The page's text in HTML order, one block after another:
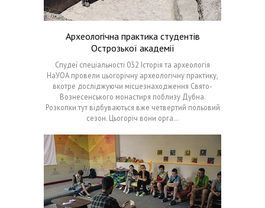
Археологічна практика студентів
Острозької академії
Спудеї спеціальності 032 Історія та археологія
НаУОА провели цьогорічну археологічну практику,
вкотре досліджуючи місцезнаходження Свято-
Вознесенського монастиря поблизу Дубна.
Розкопки тут відбуваються вже четвертий польовий
сезон. Цьогоріч вони орга…